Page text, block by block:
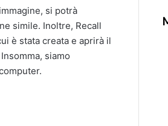
si potrà
simile. Inoltre, Recall
è stata creata e aprirà il
siamo